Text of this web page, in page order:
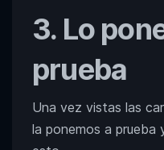
3. Lo
prueba
Una vez vistas las
la ponemos a